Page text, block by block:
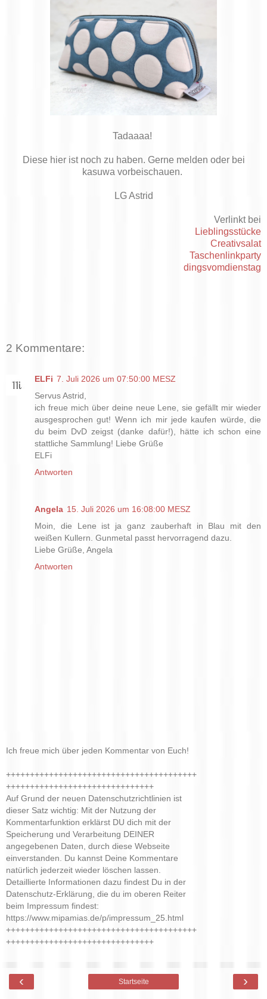
Tadaaaa!
Diese hier ist noch zu haben. Gerne melden oder bei
kasuwa vorbeischauen.
LG Astrid
Verlinkt bei
Lieblingsstücke
Creativsalat
Taschenlinkparty
dingsvomdienstag
2 Kommentare:
ELFi 7. Juli 2026 um 07:50:00 MESZ
Servus Astrid,
ich freue mich über deine neue Lene, sie gefällt mir wieder
ausgesprochen gut! Wenn ich mir jede kaufen würde, die
du beim DvD zeigst (danke dafür!), hätte ich schon eine
stattliche Sammlung! Liebe Grüße
ELFi
Antworten
Angela 15. Juli 2026 um 16:08:00 MESZ
Moin, die Lene ist ja ganz zauberhaft in Blau mit den
weißen Kullern. Gunmetal passt hervorragend dazu.
Liebe Grüße, Angela
Antworten
Ich freue mich über jeden Kommentar von Euch!
++++++++++++++++++++++++++++++++++++++++
+++++++++++++++++++++++++++++++
Auf Grund der neuen Datenschutzrichtlinien ist
dieser Satz wichtig: Mit der Nutzung der
Kommentarfunktion erklärst DU dich mit der
Speicherung und Verarbeitung DEINER
angegebenen Daten, durch diese Webseite
einverstanden. Du kannst Deine Kommentare
natürlich jederzeit wieder löschen lassen.
Detaillierte Informationen dazu findest Du in der
Datenschutz-Erklärung, die du im oberen Reiter
beim Impressum findest:
https://www.mipamias.de/p/impressum_25.html
++++++++++++++++++++++++++++++++++++++++
+++++++++++++++++++++++++++++++
‹ ›
Startseite